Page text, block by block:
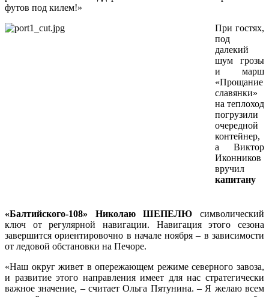
футов под килем!»
При гостях,
под
далекий
шум грозы
и марш
«Прощание
славянки»
на теплоход
погрузили
очередной
контейнер,
а Виктор
Иконников
вручил
капитану
«Балтийского-108» Николаю ШЕПЕЛЮ символический
ключ от регулярной навигации. Навигация этого сезона
завершится ориентировочно в начале ноября – в зависимости
от ледовой обстановки на Печоре.
«Наш округ живет в опережающем режиме северного завоза,
и развитие этого направления имеет для нас стратегически
важное значение, – считает Ольга Пятунина. – Я желаю всем